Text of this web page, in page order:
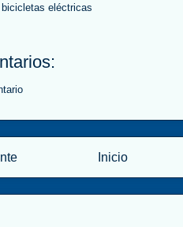
bicicletas eléctricas
Inicio